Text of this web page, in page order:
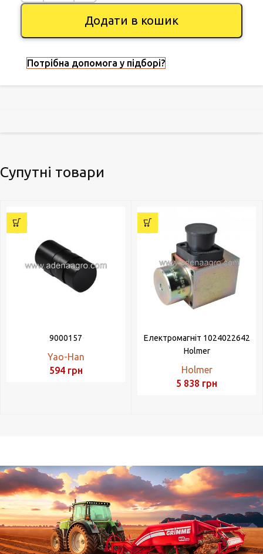
Додати в кошик
Потрібна допомога у підборі?
Супутні товари
9000157
Yao-Han
594 грн
Електромагніт 1024022642
Holmer
Holmer
5 838 грн